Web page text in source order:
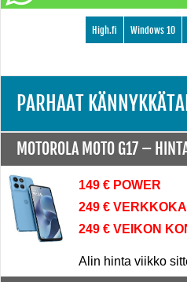
Windows 10
High.fi
PARHAAT
MOTOROLA MOTO G17 –
149 € POWER
249 €
249 € VEIKON
Alin hinta viikko